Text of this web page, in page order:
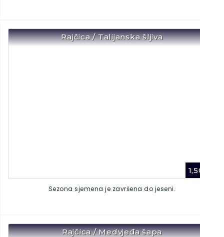
Rajčica / Talijanska šljiva
1,50
Sezona sjemena je završena do jeseni.
Rajčica / Medvjeđa šapa